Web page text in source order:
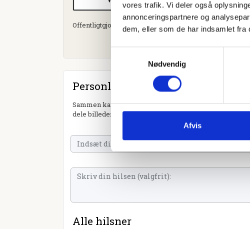
vores trafik. Vi deler også
annonceringspartnere og
dem, eller som de har indsamlet fra
Nødvendig
Afvis
Offentligtgjort i Ugeavisen Næstved d. 23. august 2023
Personlig hilsen
Sammen kan vi mindes Vita Helene Belling. Du kan
dele billeder og video eller blot sende et hjerte eller en
Alle hilsner